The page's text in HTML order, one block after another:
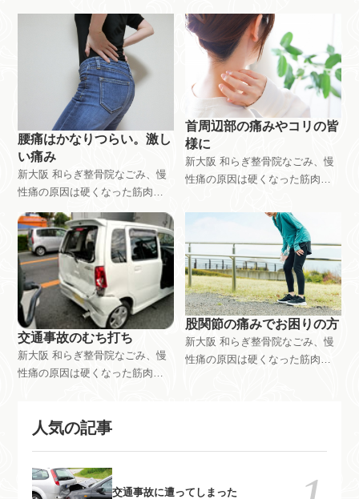
「緩消法」登録施術者｜腰痛、
椎間板ヘルニア、脊柱管狭窄、
繊維筋痛症、坐骨神経痛。どこ
の病院や施術院に行ってもどん
な施術をしても治らなかった
方。体の半分か筋肉です。こち
らに来てください。新大阪駅近
く、大阪市東淀川区東中島。又
は、富田林市 和らぎ整骨院で
の施術
「緩消法」登録施術者｜腰痛、
椎間板ヘルニア、脊柱管狭窄、
繊維筋痛症、坐骨神経痛。どこ
の病院や施術院に行ってもどん
な施術をしても治らなかった
方。体の半分か筋肉です。こち
らに来てください。新大阪駅近
く、大阪市東淀川区東中島。又
は、富田林市 和らぎ整骨院で
の施術
腰痛はかなりつらい。激し
い痛み
新大阪 和らぎ整骨院なごみ、慢
性痛の原因は硬くなった筋肉。
「緩消法」登録施術者｜腰痛、
椎間板ヘルニア、脊柱管狭窄、
繊維筋痛症、坐骨神経痛。どこ
の病院や施術院に行ってもどん
な施術をしても治らなかった
方。体の半分か筋肉です。こち
らに来てください。新大阪駅近
く、大阪市東淀川区東中島。又
は、富田林市 和らぎ整骨院で
首周辺部の痛みやコリの皆
様に
新大阪 和らぎ整骨院なごみ、慢
性痛の原因は硬くなった筋肉。
「緩消法」登録施術者｜腰痛、
椎間板ヘルニア、脊柱管狭窄、
繊維筋痛症、坐骨神経痛。どこ
の病院や施術院に行ってもどん
な施術をしても治らなかった
方。体の半分か筋肉です。こち
らに来てください。新大阪駅近
く、大阪市東淀川区東中島。又
は、富田林市 和らぎ整骨院で
交通事故のむち打ち
新大阪 和らぎ整骨院なごみ、慢
性痛の原因は硬くなった筋肉。
椎間板ヘルニア、脊柱管狭窄、
な施術をしても治らなかった
方。体の半分か筋肉です。こち
股関節の痛みでお困りの方
新大阪 和らぎ整骨院なごみ、慢
性痛の原因は硬くなった筋肉。
方。体の半分か筋肉です。こち
人気の記事
交通事故に遭ってしまった